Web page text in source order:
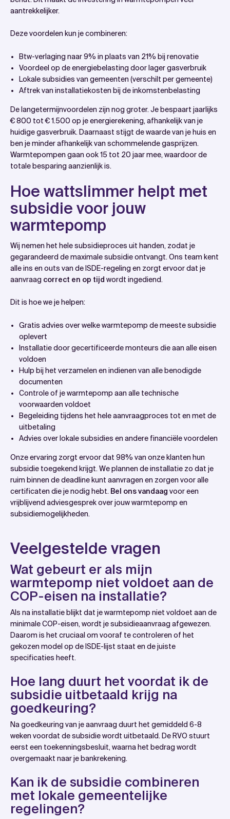
aantrekkelijker.
Deze voordelen kun je combineren:
Btw-verlaging naar 9% in plaats van 21% bij renovatie
Voordeel op de energiebelasting door lager gasverbruik
Lokale subsidies van gemeenten (verschilt per gemeente)
Aftrek van installatiekosten bij de inkomstenbelasting
De langetermijnvoordelen zijn nog groter. Je bespaart jaarlijks
€ 800 tot € 1.500 op je energierekening, afhankelijk van je
huidige gasverbruik. Daarnaast stijgt de waarde van je huis en
ben je minder afhankelijk van schommelende gasprijzen.
Warmtepompen gaan ook 15 tot 20 jaar mee, waardoor de
totale besparing aanzienlijk is.
Hoe wattslimmer helpt met
subsidie voor jouw
warmtepomp
Wij nemen het hele subsidieproces uit handen, zodat je
gegarandeerd de maximale subsidie ontvangt. Ons team kent
alle ins en outs van de ISDE-regeling en zorgt ervoor dat je
aanvraag correct en op tijd wordt ingediend.
Dit is hoe we je helpen:
Gratis advies over welkewarmtepomp de meeste subsidie
oplevert
Installatie door gecertificeerde monteurs die aan alle eisen
voldoen
Hulp bij het verzamelen en indienen van alle benodigde
documenten
Controle of je warmtepomp aan alle technische
voorwaarden voldoet
Begeleiding tijdens het hele aanvraagproces tot en met de
uitbetaling
Advies over lokale subsidies en andere financiële voordelen
Onze ervaring zorgt ervoor dat 98% van onze klanten hun
subsidie toegekend krijgt. We plannen de installatie zo dat je
ruim binnen de deadline kunt aanvragen en zorgen voor alle
certificaten die je nodig hebt. Bel ons vandaag voor een
vrijblijvend adviesgesprek over jouw warmtepomp en
subsidiemogelijkheden.
Veelgestelde vragen
Wat gebeurt er als mijn
warmtepomp niet voldoet aan de
COP-eisen na installatie?
Als na installatie blijkt dat je warmtepomp niet voldoet aan de
minimale COP-eisen, wordt je subsidieaanvraag afgewezen.
Daarom is het cruciaal om vooraf te controleren of het
gekozen model op de ISDE-lijst staat en de juiste
specificaties heeft.
Hoe lang duurt het voordat ik de
subsidie uitbetaald krijg na
goedkeuring?
Na goedkeuring van je aanvraag duurt het gemiddeld 6-8
weken voordat de subsidie wordt uitbetaald. De RVO stuurt
eerst een toekenningsbesluit, waarna het bedrag wordt
overgemaakt naar je bankrekening.
Kan ik de subsidie combineren
met lokale gemeentelijke
regelingen?